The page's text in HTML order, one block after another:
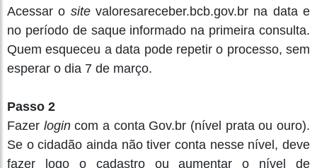
Acessar o sitevaloresareceber.bcb.gov.br na data e
no período de saque informado na primeira consulta.
Quem esqueceu a data pode repetir o processo, sem
esperar o dia 7 de março.
Passo 2
Fazer logincom a conta Gov.br (nível prata ou ouro).
Se o cidadão ainda não tiver conta nesse nível, deve
fazer logo o cadastro ou aumentar o nível de